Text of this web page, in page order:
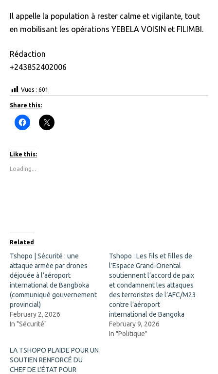
Il appelle la population à rester calme et vigilante, tout
en mobilisant les opérations YEBELA VOISIN et FILIMBI.
Rédaction
+243852402006
Vues : 601
Share this:
C
l
k
t
o
h
b
o
o
k
(
O
p
e
n
i
n
e
w
w
d
o
w
)
C
l
i
n
n
e
w
w
n
o
w
Like this:
Loading...
Related
Tshopo | Sécurité : une
attaque armée par drones
déjouée à l’aéroport
international de Bangboka
(communiqué gouvernement
provincial)
February 2, 2026
In "Sécurité"
Tshopo : Les fils et filles de
l’Espace Grand-Oriental
soutiennent l’accord de paix
et condamnent les attaques
des terroristes de l’AFC/M23
contre l’aéroport
international de Bangoka
February 9, 2026
In "Politique"
LA TSHOPO PLAIDE POUR UN
SOUTIEN RENFORCÉ DU
CHEF DE L’ÉTAT POUR